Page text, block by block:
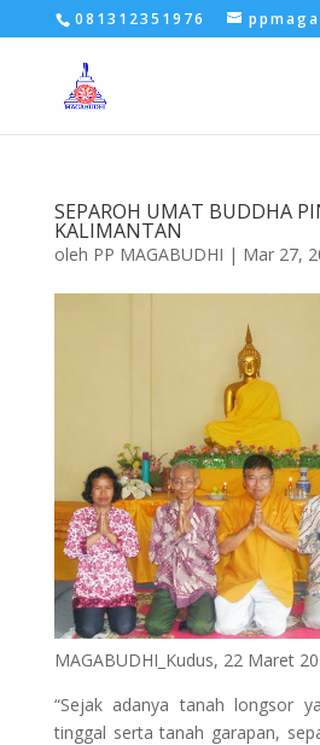
081312351976
SEPAROH UMAT BUDDHA
KALIMANTAN
oleh PP MAGABUDHI | Mar 27,
MAGABUDHI_Kudus, 22 Maret
“Sejak adanya tanah longsor
tinggal serta tanah garapan,